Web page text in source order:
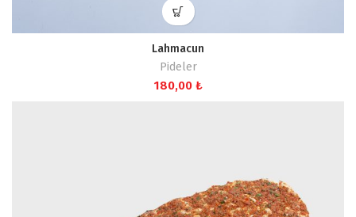
Lahmacun
Pideler
180,00 ₺